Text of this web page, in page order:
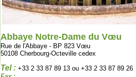
Abbaye Notre-Dame du Vœu
Rue de l'Abbaye - BP 823 Vœu
50108 Cherbourg-Octeville cedex
Tel : +33 2 33 87 89 13 ou +33 2 33 87 89 26